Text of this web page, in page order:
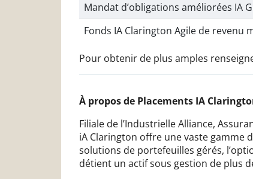
Mandat d’obligations améliorées IA
Fonds IA Clarington Agile de revenu
Pour obtenir de plus amples
À propos de Placements IA
Filiale de l’Industrielle Alliance,
iA Clarington offre une vaste gamme
solutions de portefeuilles gérés,
détient un actif sous gestion de plus